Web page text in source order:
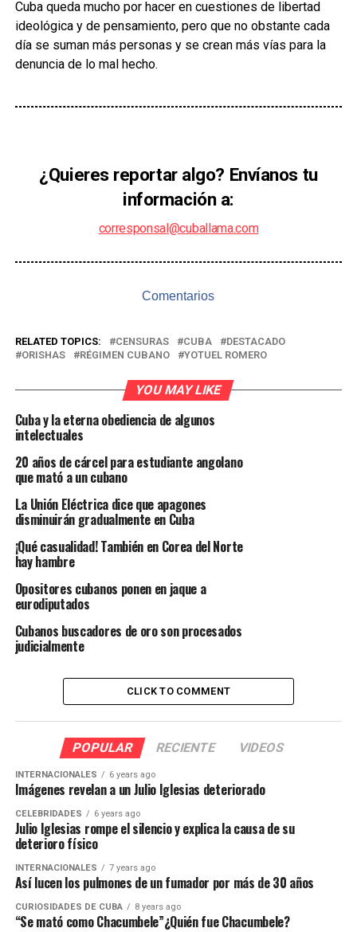
Cuba queda mucho por hacer en cuestiones de libertad
ideológica y de pensamiento, pero que no obstante cada
día se suman más personas y se crean más vías para la
denuncia de lo mal hecho.
¿Quieres reportar algo? Envíanos tu
información a:
corresponsal@cuballama.com
Comentarios
RELATED TOPICS: CENSURAS CUBA
DESTACADO
ORISHAS
RÉGIMEN CUBANO YOTUEL ROMERO
YOU MAY LIKE
Cuba y la eterna obediencia de algunos
intelectuales
20 años de cárcel para estudiante angolano
que mató a un cubano
La Unión Eléctrica dice que apagones
disminuirán gradualmente en Cuba
¡Qué casualidad! También en Corea del Norte
hay hambre
Opositores cubanos ponen en jaque a
eurodiputados
Cubanos buscadores de oro son procesados
judicialmente
CLICK TO COMMENT
POPULAR RECIENTE VIDEOS
INTERNACIONALES 6 years ago
Imágenes revelan a un Julio Iglesias deteriorado
CELEBRIDADES 6 years ago
Julio Iglesias rompe el silencio y explica la causa de su
deterioro físico
INTERNACIONALES 7 years ago
Así lucen los pulmones de un fumador por más de 30 años
CURIOSIDADES DE CUBA 8 years ago
“Se mató como Chacumbele”¿Quién fue Chacumbele?